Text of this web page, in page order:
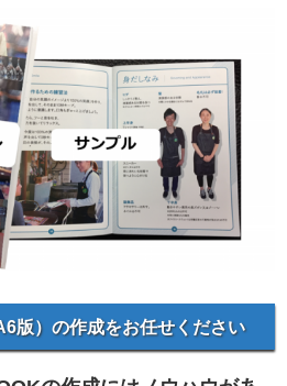
版）の作成をお任せください